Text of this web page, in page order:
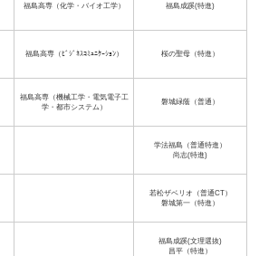
福島高専（化学・バイオ工学） 福島成蹊(特進)
福島高専（ﾋﾞｼﾞﾈｽｺﾐｭﾆｹｰｼｮﾝ） 桜の聖母（特進）
福島高専（機械工学・電気電子工
学・都市システム）
磐城緑蔭（普通）
学法福島（普通特進）
尚志(特進)
若松ザベリオ（普通CT）
磐城第一（特進）
福島成蹊(文理選抜)
昌平（特進）